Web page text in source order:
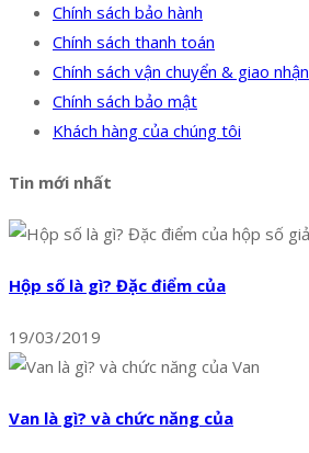
Chính sách bảo hành
Chính sách thanh toán
Chính sách vận chuyển & giao nhận
Chính sách bảo mật
Khách hàng của chúng tôi
Tin mới nhất
Hộp số là gì? Đặc điểm của
19/03/2019
Van là gì? và chức năng của